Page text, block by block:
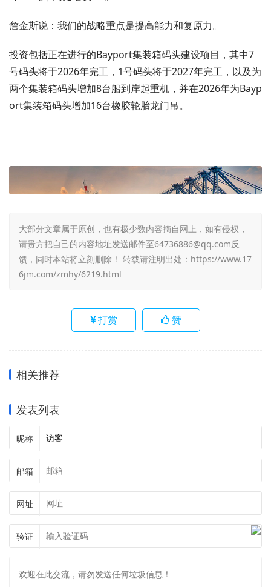
詹金斯说：我们的战略重点是提高能力和复原力。
投资包括正在进行的Bayport集装箱码头建设项目，其中7
号码头将于2026年完工，1号码头将于2027年完工，以及为
两个集装箱码头增加8台船到岸起重机，并在2026年为Bayp
ort集装箱码头增加16台橡胶轮胎龙门吊。
大部分文章属于原创，也有极少数内容摘自网上，如有侵权，
请贵方把自己的内容地址发送邮件至64736886@qq.com反
馈，同时本站将立刻删除！ 转载请注明出处： https://www.17
6jm.com/zmhy/6219.html
打赏 赞
相关推荐
发表列表
昵称
邮箱
网址
验证